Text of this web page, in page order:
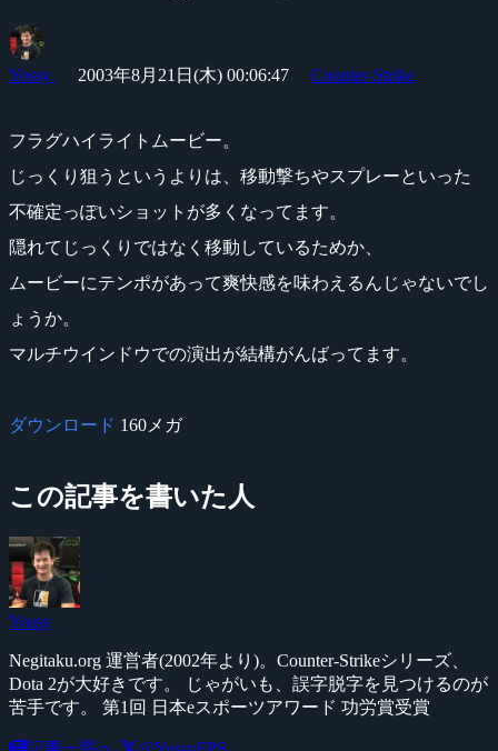
Yossy 2003年8月21日(木) 00:06:47 Counter-Strike
フラグハイライトムービー。
じっくり狙うというよりは、移動撃ちやスプレーといった
不確定っぽいショットが多くなってます。
隠れてじっくりではなく移動しているためか、
ムービーにテンポがあって爽快感を味わえるんじゃないでし
ょうか。
マルチウインドウでの演出が結構がんばってます。
ダウンロード 160メガ
この記事を書いた人
Yossy
Negitaku.org 運営者(2002年より)。Counter-Strikeシリーズ、
Dota 2が大好きです。 じゃがいも、誤字脱字を見つけるのが
苦手です。 第1回 日本eスポーツアワード 功労賞受賞